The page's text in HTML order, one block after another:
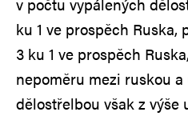
ku 1 ve prospěch
3 ku 1 ve prospěch Ruska,
nepoměru mezi ruskou
dělostřelbou však z výše